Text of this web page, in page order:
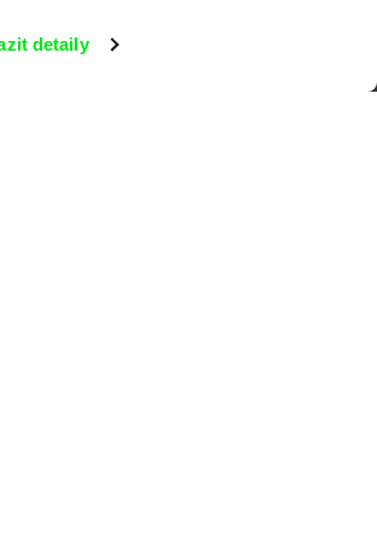
detaily
kvalitní autorské